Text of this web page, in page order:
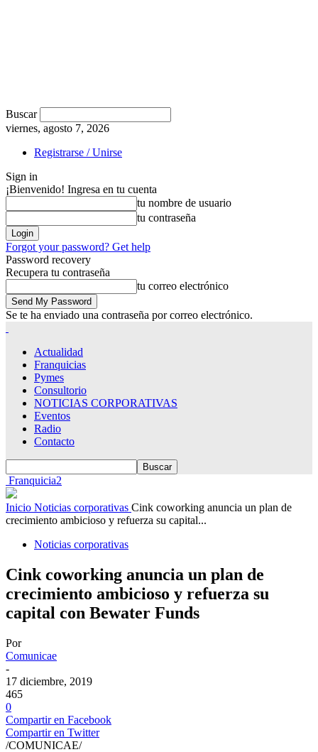
Buscar
viernes, agosto 7, 2026
Registrarse / Unirse
Sign in
¡Bienvenido! Ingresa en tu cuenta
tu nombre de usuario
tu contraseña
Forgot your password? Get help
Password recovery
Recupera tu contraseña
tu correo electrónico
Se te ha enviado una contraseña por correo electrónico.
Actualidad
Franquicias
Pymes
Consultorio
NOTICIAS CORPORATIVAS
Eventos
Radio
Contacto
Franquicia2
Inicio Noticias corporativas Cink coworking anuncia un plan de
crecimiento ambicioso y refuerza su capital...
Noticias corporativas
Cink coworking anuncia un plan de
crecimiento ambicioso y refuerza su
capital con Bewater Funds
Por
Comunicae
-
17 diciembre, 2019
465
0
Compartir en Facebook
Compartir en Twitter
/COMUNICAE/